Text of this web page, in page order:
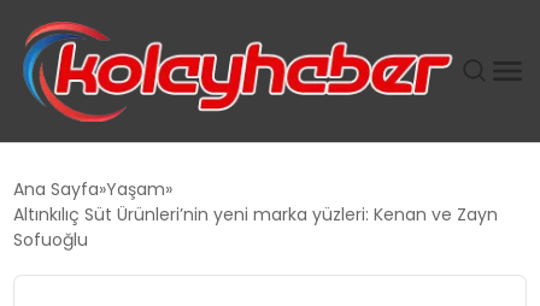
SUWEN’IN İSTIHDAM MODELI EKONOMIDE KADIN
Ana Sayfa Yaşam
Altınkılıç Süt Ürünleri’nin yeni marka yüzleri: Kenan ve Zayn
Sofuoğlu